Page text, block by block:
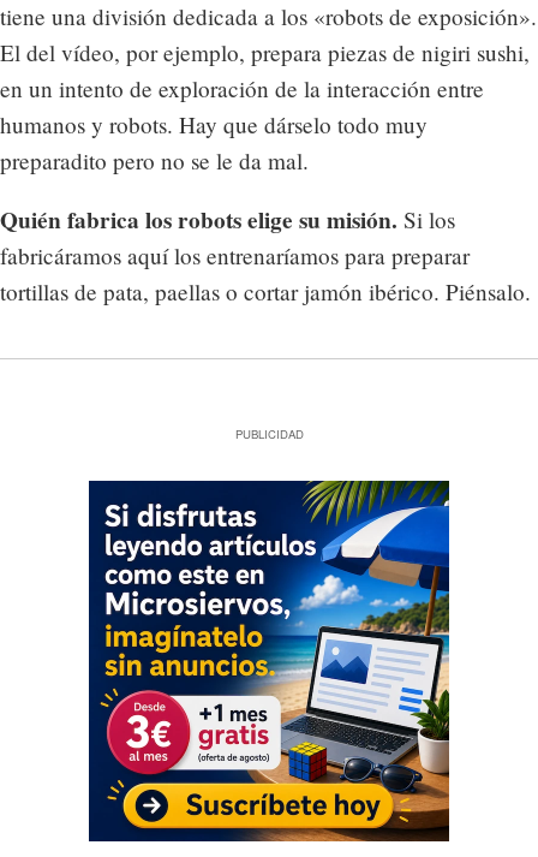
tiene una división dedicada a los «robots de exposición».
El del vídeo, por ejemplo, prepara piezas de nigiri sushi,
en un intento de exploración de la interacción entre
humanos y robots. Hay que dárselo todo muy
preparadito pero no se le da mal.
Quién fabrica los robots elige su misión. Si los
fabricáramos aquí los entrenaríamos para preparar
tortillas de pata, paellas o cortar jamón ibérico. Piénsalo.
PUBLICIDAD